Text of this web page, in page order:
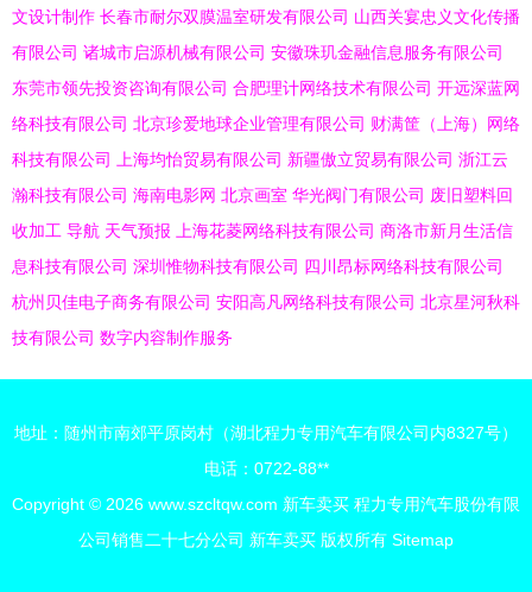
文设计制作 长春市耐尔双膜温室研发有限公司 山西关宴忠义文化传播
有限公司 诸城市启源机械有限公司 安徽珠玑金融信息服务有限公司
东莞市领先投资咨询有限公司 合肥理计网络技术有限公司 开远深蓝网
络科技有限公司 北京珍爱地球企业管理有限公司 财满筐（上海）网络
科技有限公司
上海均怡贸易有限公司 新疆傲立贸易有限公司 浙江云
瀚科技有限公司 海南电影网 北京画室 华光阀门有限公司 废旧塑料回
收加工 导航 天气预报 上海花菱网络科技有限公司 商洛市新月生活信
息科技有限公司 深圳惟物科技有限公司 四川昂标网络科技有限公司
杭州贝佳电子商务有限公司 安阳高凡网络科技有限公司 北京星河秋科
技有限公司 数字内容制作服务
地址：随州市南郊平原岗村（湖北程力专用汽车有限公司内8327号）
电话：0722-88**
Copyright © 2026 www.szcltqw.com 新车卖买 程力专用汽车股份有限
公司销售二十七分公司 新车卖买 版权所有 Sitemap